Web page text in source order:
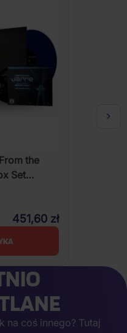
the
Set
451,60 zł
na coś innego? Tutaj